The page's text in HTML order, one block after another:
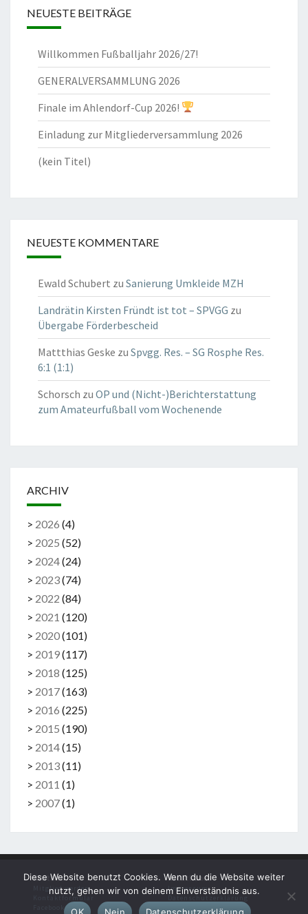
NEUESTE BEITRÄGE
Willkommen Fußballjahr 2026/27!
GENERALVERSAMMLUNG 2026
Finale im Ahlendorf-Cup 2026!
Einladung zur Mitgliederversammlung 2026
(kein Titel)
NEUESTE KOMMENTARE
Ewald Schubert zu Sanierung Umkleide MZH
Landrätin Kirsten Fründt ist tot – SPVGG zu
Übergabe Förderbescheid
Mattthias Geske zu Spvgg. Res. – SG Rosphe Res.
6:1 (1:1)
Schorsch zu OP und (Nicht-)Berichterstattung
zum Amateurfußball vom Wochenende
ARCHIV
> 2026 (4)
> 2025 (52)
> 2024(24)
> 2023(74)
> 2022 (84)
> 2021 (120)
> 2020(101)
> 2019(117)
> 2018 (125)
> 2017(163)
> 2016 (225)
> 2015 (190)
> 2014(15)
> 2013(11)
> 2011 (1)
> 2007(1)
Kontakt
Mitglied werden
Kontaktformular
Rechtliches
Impressum
Diese Website benutzt Cookies. Wenn du die Website weiter
nutzt, gehen wir von deinem Einverständnis aus.
OK
Nein Datenschutzerklärung